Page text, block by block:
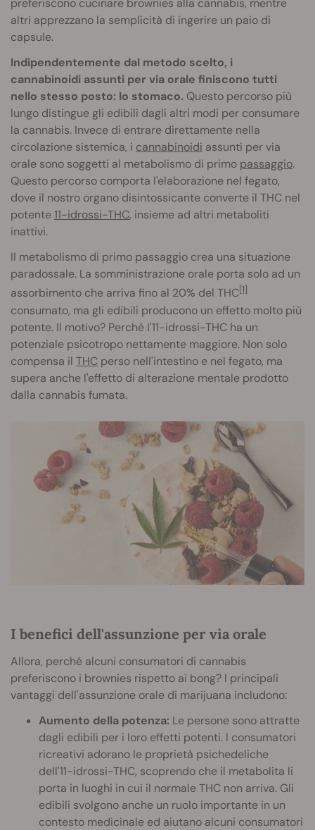
preferiscono cucinare brownies alla cannabis, mentre
altri apprezzano la semplicità di ingerire un paio di
capsule.
Indipendentemente dal metodo scelto, i
cannabinoidi assunti per via orale finiscono tutti
nello stesso posto: lo stomaco. Questo percorso più
lungo distingue gli edibili dagli altri modi per consumare
la cannabis. Invece di entrare direttamente nella
circolazione sistemica, i cannabinoidi assunti per via
orale sono soggetti al metabolismo di primo passaggio.
Questo percorso comporta l'elaborazione nel fegato,
dove il nostro organo disintossicante converte il THC nel
potente11-idrossi-THC, insieme ad altri metaboliti
inattivi.
Il metabolismo di primo passaggio crea una situazione
paradossale. La somministrazione orale porta solo ad un
assorbimento che arriva fino al 20% del THC[1]
consumato, ma gli edibili producono un effetto molto più
potente. Il motivo? Perché l'11-idrossi-THC ha un
potenziale psicotropo nettamente maggiore. Non solo
compensa il THC perso nell'intestino e nel fegato, ma
supera anche l'effetto di alterazione mentale prodotto
dalla cannabis fumata.
I benefici dell'assunzione per via orale
Allora, perché alcuni consumatori di cannabis
preferiscono i brownies rispetto ai bong? I principali
vantaggi dell'assunzione orale di marijuana includono:
Aumento della potenza: Le persone sono attratte
dagli edibili per i loro effetti potenti. I consumatori
ricreativi adorano le proprietà psichedeliche
dell'11-idrossi-THC, scoprendo che il metabolita li
porta in luoghi in cui il normale THC non arriva. Gli
edibili svolgono anche un ruolo importante in un
contesto medicinale ed aiutano alcuni consumatori